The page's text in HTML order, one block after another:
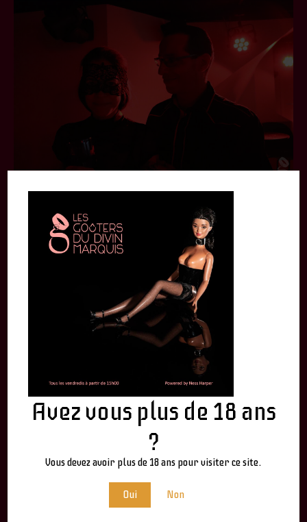
Avez vous plus de 18 ans
?
Vous devez avoir plus de 18 ans pour visiter ce site.
Oui Non
admin
LEAVE A REPLY
Votre adresse e-mail ne sera pas publiée.